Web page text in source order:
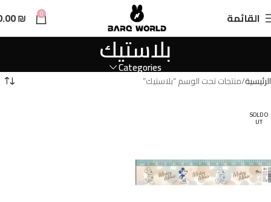
القائمة 0
₪
بلاستيك
Categories
الرئيسية منتجات تحت الوسم “بلاستيك”
SOLD O
UT